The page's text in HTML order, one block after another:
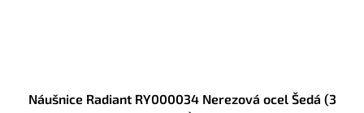
Náušnice Radiant RY000034 Nerezová ocel Šedá (3